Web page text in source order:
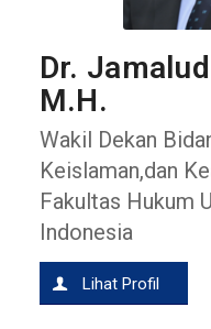
Dr.
M.H.
Wakil Dekan
Keislaman,dan
Fakultas Hukum
Indonesia
Lihat Profil